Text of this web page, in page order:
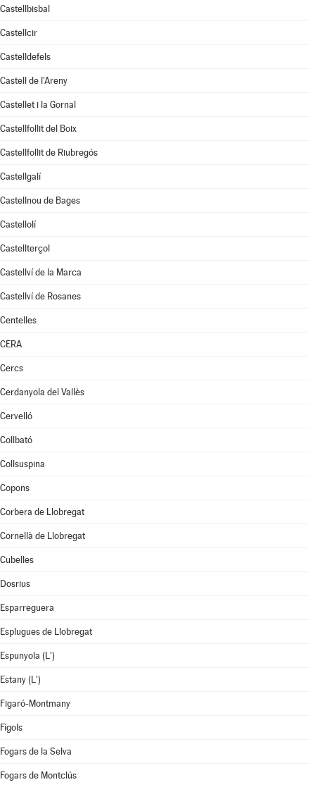
Castellbisbal
Castellcir
Castelldefels
Castell de l'Areny
Castellet i la Gornal
Castellfollit del Boix
Castellfollit de Riubregós
Castellgalí
Castellnou de Bages
Castellolí
Castellterçol
Castellví de la Marca
Castellví de Rosanes
Centelles
CERA
Cercs
Cerdanyola del Vallès
Cervelló
Collbató
Collsuspina
Copons
Corbera de Llobregat
Cornellà de Llobregat
Cubelles
Dosrius
Esparreguera
Esplugues de Llobregat
Espunyola (L')
Estany (L')
Figaró-Montmany
Fígols
Fogars de la Selva
Fogars de Montclús